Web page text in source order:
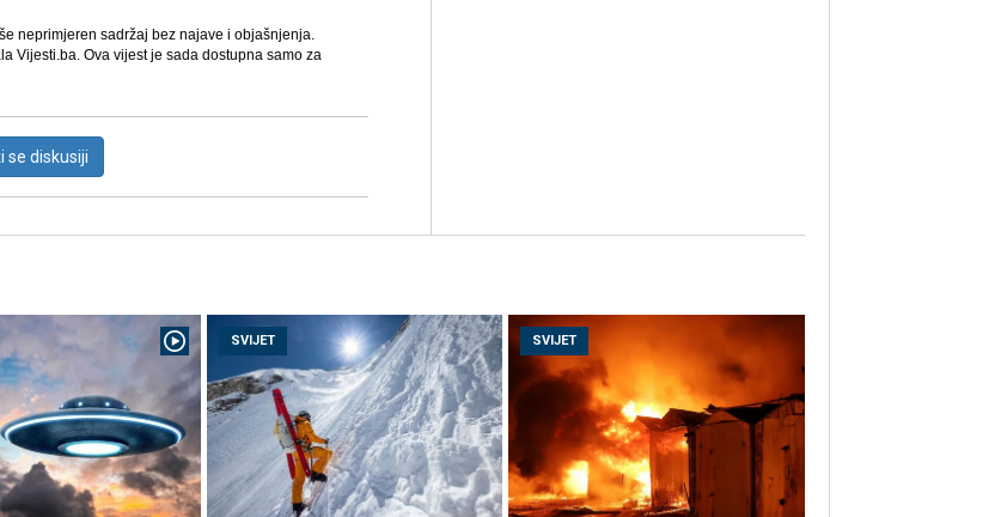
neprimjeren sadržaj bez najave i objašnjenja.
Vijesti.ba. Ova vijest je sada dostupna samo za
se diskusiji
SVIJET SVIJET